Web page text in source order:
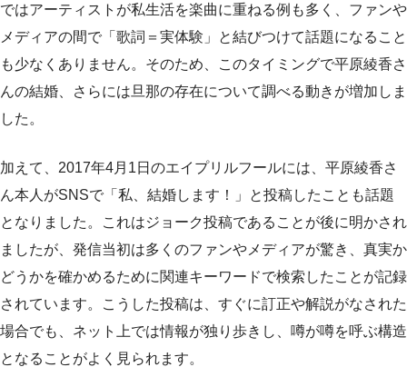
ではアーティストが私生活を楽曲に重ねる例も多く、ファンや
メディアの間で「歌詞＝実体験」と結びつけて話題になること
も少なくありません。そのため、このタイミングで平原綾香さ
んの結婚、さらには旦那の存在について調べる動きが増加しま
した。
加えて、2017年4月1日のエイプリルフールには、平原綾香さ
ん本人がSNSで「私、結婚します！」と投稿したことも話題
となりました。これはジョーク投稿であることが後に明かされ
ましたが、発信当初は多くのファンやメディアが驚き、真実か
どうかを確かめるために関連キーワードで検索したことが記録
されています。こうした投稿は、すぐに訂正や解説がなされた
場合でも、ネット上では情報が独り歩きし、噂が噂を呼ぶ構造
となることがよく見られます。